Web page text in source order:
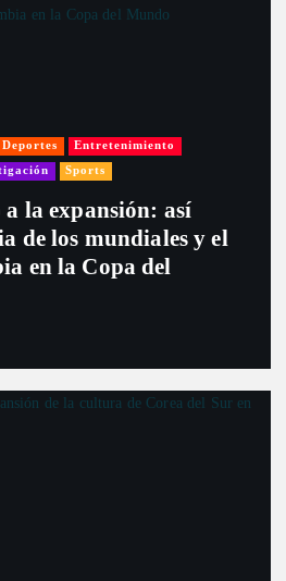
Deportes Entretenimiento
Sports
la expansión: así
de los mundiales y el
en la Copa del